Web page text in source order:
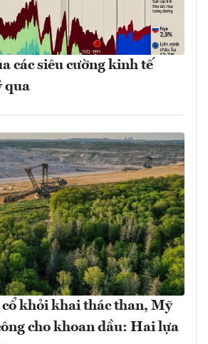
các siêu cường kinh tế
qua
khỏi khai thác than, Mỹ
cho khoan dầu: Hai lựa